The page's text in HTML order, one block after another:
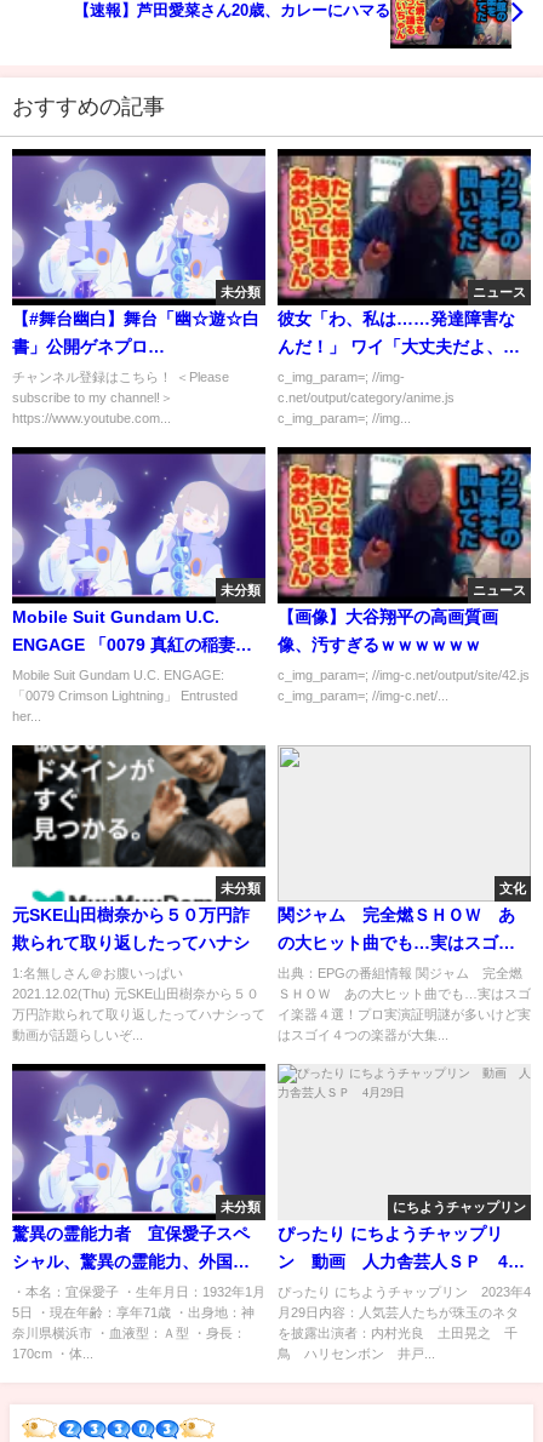
【速報】芦田愛菜さん20歳、カレーにハマる
おすすめの記事
未分類
【#舞台幽白】舞台「幽☆遊☆白
書」公開ゲネプロ
[#YuyuHakusho]／ねとらぼエ
ンタ
チャンネル登録はこちら！ ＜Please
subscribe to my channel!＞
https://www.youtube.com...
ニュース
彼女「わ、私は……発達障害な
んだ！」 ワイ「大丈夫だよ、二
人で直していこっ！」
c_img_param=; //img-
c.net/output/category/anime.js
c_img_param=; //img...
未分類
Mobile Suit Gundam U.C.
ENGAGE 「0079 真紅の稲妻」
託された遺産
[Eng/Kor/Chn/Esp/Jap Sub]
Mobile Suit Gundam U.C. ENGAGE:
「0079 Crimson Lightning」 Entrusted
her...
ニュース
【画像】大谷翔平の高画質画
像、汚すぎるｗｗｗｗｗｗ
c_img_param=; //img-c.net/output/site/42.js
c_img_param=; //img-c.net/...
未分類
元SKE山田樹奈から５０万円詐
欺られて取り返したってハナシ
1:名無しさん＠お腹いっぱい
2021.12.02(Thu) 元SKE山田樹奈から５０
万円詐欺られて取り返したってハナシって
動画が話題らしいぞ...
文化
関ジャム 完全燃ＳＨＯＷ あ
の大ヒット曲でも…実はスゴイ
楽器４選！プロ実演証明[字]…の
番組内容解析まとめ
出典：EPGの番組情報 関ジャム 完全燃
ＳＨＯＷ あの大ヒット曲でも…実はスゴ
イ楽器４選！プロ実演証明謎が多いけど実
はスゴイ４つの楽器が大集...
未分類
驚異の霊能力者 宜保愛子スペ
シャル、驚異の霊能力、外国で
も通用した件 #霊能力 #宜保
愛子 #予言 #守護霊 #驚異
#宜保 #心霊能力 #ぎぼあいこ
・本名：宜保愛子 ・生年月日：1932年1月
5日 ・現在年齢：享年71歳 ・出身地：神
奈川県横浜市 ・血液型：Ａ型 ・身長：
170cm ・体...
にちようチャップリン
ぴったり にちようチャップリ
ン 動画 人力舎芸人ＳＰ 4月
29日
ぴったり にちようチャップリン 2023年4
月29日内容：人気芸人たちが珠玉のネタ
を披露出演者：内村光良 土田晃之 千
鳥 ハリセンボン 井戸...